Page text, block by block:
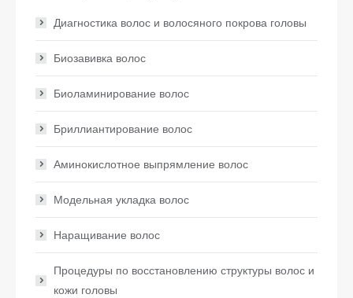
Диагностика волос и волосяного покрова головы
Биозавивка волос
Биоламинирование волос
Бриллиантирование волос
Аминокислотное выпрямление волос
Модельная укладка волос
Наращивание волос
Процедуры по восстановлению структуры волос и
кожи головы